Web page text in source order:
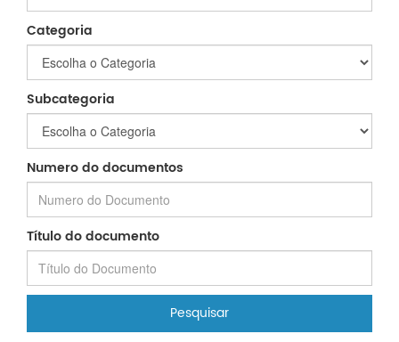
Categoria
Subcategoria
Numero do documentos
Título do documento
Pesquisar